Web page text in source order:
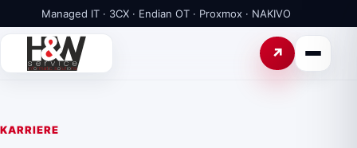
Managed IT · 3CX · Endian OT · Proxmox · NAKIVO
KARRIERE